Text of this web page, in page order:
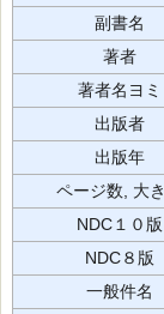
副書名
著者
著者名ヨミ
出版者
出版年
ページ数, 大
NDC１０版
NDC８版
一般件名